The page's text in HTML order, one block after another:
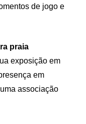
de jogo e
praia
exposição em
em
associação